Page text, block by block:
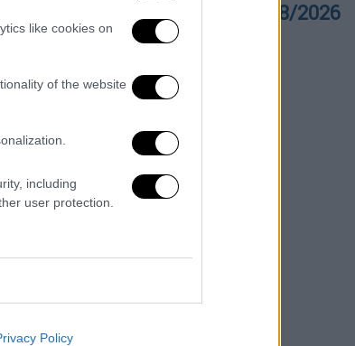
like cookies on
of the website
including
user protection.
Policy
με τον
Λόπεζ
του
Ώρα Ελλάδος 05/08/2026